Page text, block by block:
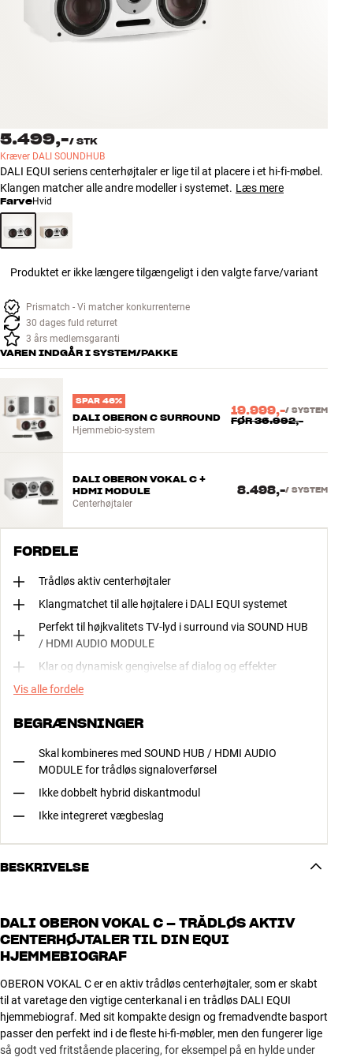
Tilbehør
NYHEDER
TILBUD
Find Butik
Kundeservice
Log ind
Byg med Lyd
5.499,-/ STK
Kræver DALI SOUNDHUB
DALI EQUI seriens centerhøjtaler er lige til at placere i et hi-fi-møbel.
Klangen matcher alle andre modeller i systemet. Læs mere
FarveHvid
Produktet er ikke længere tilgængeligt i den valgte farve/variant
Prismatch - Vi matcher konkurrenterne
30 dages fuld returret
3 års medlemsgaranti
VAREN INDGÅR I SYSTEM/PAKKE
SPAR 46%
DALI OBERON C SURROUND
Hjemmebio-system
19.999,-/ SYSTEM
FØR36.992,-
DALI OBERON VOKAL C +
HDMI MODULE
Centerhøjtaler
8.498,-/ SYSTEM
FORDELE
Trådløs aktiv centerhøjtaler
Klangmatchet til alle højtalere i DALI EQUI systemet
Perfekt til højkvalitets TV-lyd i surround via SOUND HUB
/ HDMI AUDIO MODULE
Klar og dynamisk gengivelse af dialog og effekter
Vis alle fordele
BEGRÆNSNINGER
Skal kombineres med SOUND HUB / HDMI AUDIO
MODULE for trådløs signaloverførsel
Ikke dobbelt hybrid diskantmodul
Ikke integreret vægbeslag
BESKRIVELSE
DALI OBERON VOKAL C – TRÅDLØS AKTIV
CENTERHØJTALER TIL DIN EQUI
HJEMMEBIOGRAF
OBERON VOKAL C er en aktiv trådløs centerhøjtaler, som er skabt
til at varetage den vigtige centerkanal i en trådløs DALI EQUI
hjemmebiograf. Med sit kompakte design og fremadvendte basport
passer den perfekt ind i de fleste hi-fi-møbler, men den fungerer lige
så godt ved fritstående placering, for eksempel på en hylde under